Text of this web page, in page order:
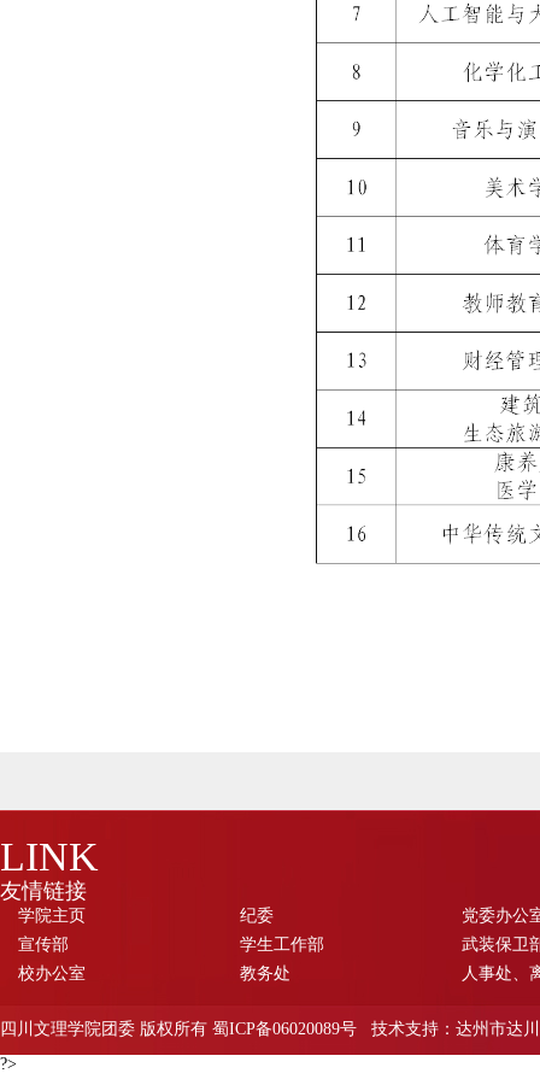
LINK
友情链接
学院主页 纪委
党委办公
宣传部
学生工作部
武装保卫
校办公室
教务处 人事处、
四川文理学院团委 版权所有 蜀ICP备06020089号 技术支持：达州市达
?>